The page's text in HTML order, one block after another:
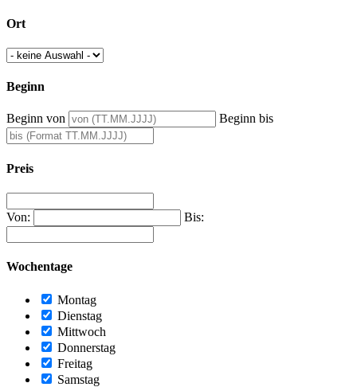
Ort
Beginn
Beginn von Beginn bis
Preis
Von: Bis:
Wochentage
Montag
Dienstag
Mittwoch
Donnerstag
Freitag
Samstag